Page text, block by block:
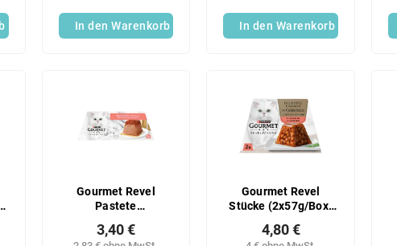
In den Warenkorb In den Warenkorb
Gourmet Revel
Pastete
3,40 €
Gourmet Revel
Stücke (2x57g/Box)
4,80 €